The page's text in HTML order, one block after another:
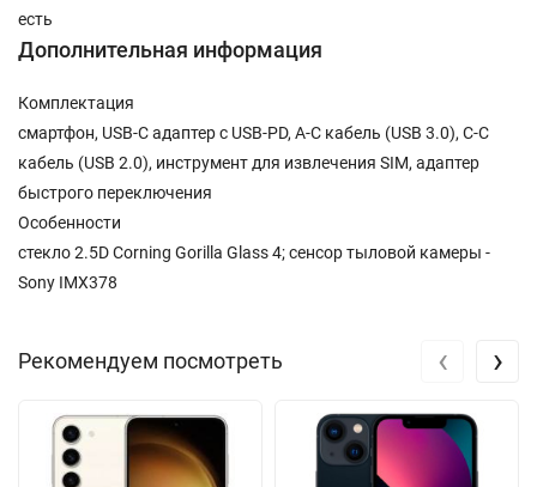
есть
Дополнительная информация
Комплектация
смартфон, USB-C адаптер с USB-PD, A-C кабель (USB 3.0), C-C
кабель (USB 2.0), инструмент для извлечения SIM, адаптер
быстрого переключения
Особенности
стекло 2.5D Corning Gorilla Glass 4; сенсор тыловой камеры -
Sony IMX378
Рекомендуем посмотреть ‹ ›